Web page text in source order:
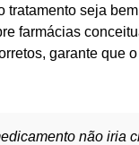
seja
farmácias
garante que
não iria